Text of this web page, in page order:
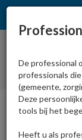
Home
De professional
professionals
(gemeente,
Deze
tools bij het
Heeft u als